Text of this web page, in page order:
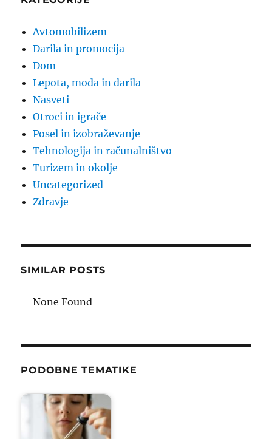
Avtomobilizem
Darila in promocija
Dom
Lepota, moda in darila
Nasveti
Otroci in igrače
Posel in izobraževanje
Tehnologija in računalništvo
Turizem in okolje
Uncategorized
Zdravje
SIMILAR POSTS
None Found
PODOBNE TEMATIKE